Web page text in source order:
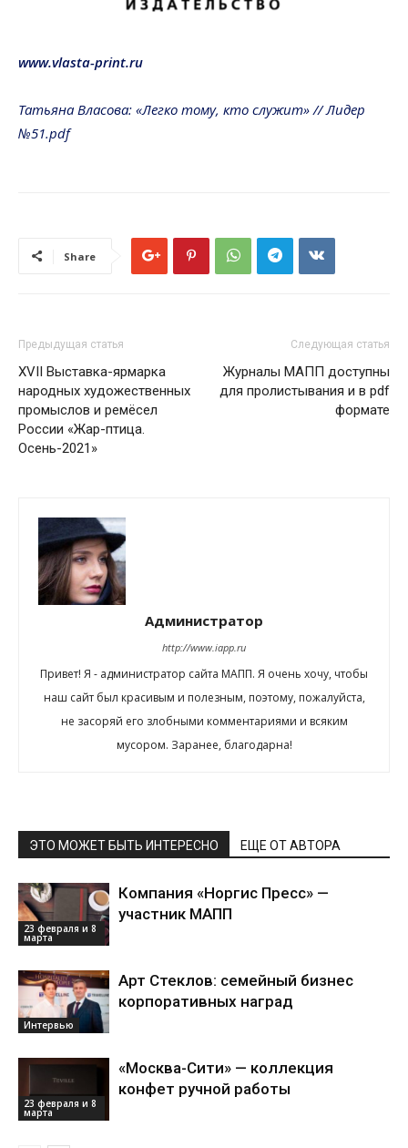
www.vlasta-print.ru
Татьяна Власова: «Легко тому, кто служит» // Лидер
№51.pdf
Share
Предыдущая статья
XVII Выставка-ярмарка
народных художественных
промыслов и ремёсел
России «Жар-птица.
Осень-2021»
Следующая статья
Журналы МАПП доступны
для пролистывания и в pdf
формате
Администратор
http://www.iapp.ru
Привет! Я - администратор сайта МАПП. Я очень хочу, чтобы
наш сайт был красивым и полезным, поэтому, пожалуйста,
не засоряй его злобными комментариями и всяким
мусором. Заранее, благодарна!
ЭТО МОЖЕТ БЫТЬ ИНТЕРЕСНО ЕЩЕ ОТ АВТОРА
23 февраля и 8
марта
Компания «Норгис Пресс» —
участник МАПП
Интервью
Арт Стеклов: семейный бизнес
корпоративных наград
23 февраля и 8
марта
«Москва-Сити» — коллекция
конфет ручной работы